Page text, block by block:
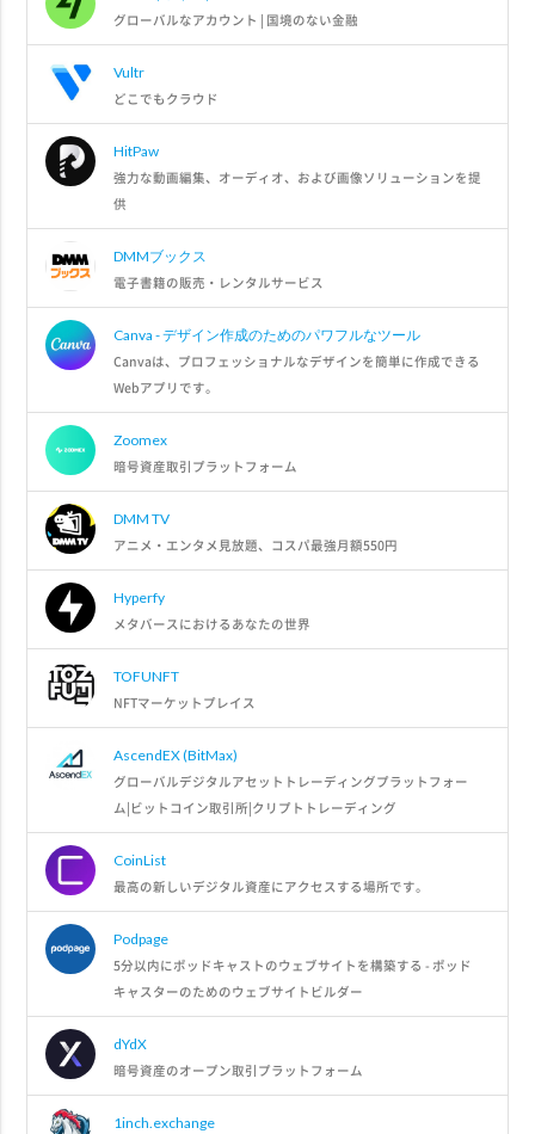
グローバルなアカウント | 国境のない金融
Vultr
どこでもクラウド
HitPaw
強力な動画編集、オーディオ、および画像ソリューションを提
供
DMMブックス
電子書籍の販売・レンタルサービス
Canva - デザイン作成のためのパワフルなツール
Canvaは、プロフェッショナルなデザインを簡単に作成できる
Webアプリです。
Zoomex
暗号資産取引プラットフォーム
DMM TV
アニメ・エンタメ見放題、コスパ最強月額550円
Hyperfy
メタバースにおけるあなたの世界
TOFUNFT
NFTマーケットプレイス
AscendEX (BitMax)
グローバルデジタルアセットトレーディングプラットフォー
ム|ビットコイン取引所|クリプトトレーディング
CoinList
最高の新しいデジタル資産にアクセスする場所です。
Podpage
5分以内にポッドキャストのウェブサイトを構築する - ポッド
キャスターのためのウェブサイトビルダー
dYdX
暗号資産のオープン取引プラットフォーム
1inch.exchange